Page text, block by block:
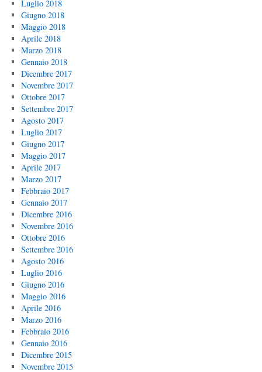
Luglio 2018
Giugno 2018
Maggio 2018
Aprile 2018
Marzo 2018
Gennaio 2018
Dicembre 2017
Novembre 2017
Ottobre 2017
Settembre 2017
Agosto 2017
Luglio 2017
Giugno 2017
Maggio 2017
Aprile 2017
Marzo 2017
Febbraio 2017
Gennaio 2017
Dicembre 2016
Novembre 2016
Ottobre 2016
Settembre 2016
Agosto 2016
Luglio 2016
Giugno 2016
Maggio 2016
Aprile 2016
Marzo 2016
Febbraio 2016
Gennaio 2016
Dicembre 2015
Novembre 2015